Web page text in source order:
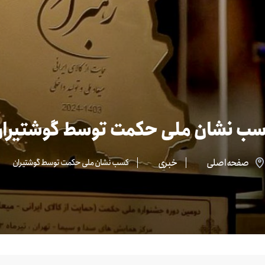
نشان ملی حکمت توسط
صفحه اصلی خبری کسب نشان ملی حکمت توسط گوشتیران